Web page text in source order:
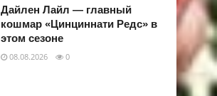
Дайлен Лайл — главный
кошмар «Цинциннати Редс» в
этом сезоне
08.08.2026 0